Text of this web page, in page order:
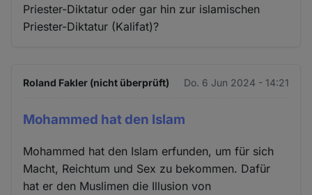
Priester-Diktatur oder gar hin zur islamischen
Priester-Diktatur (Kalifat)?
Roland Fakler (nicht überprüft) Do. 6 Jun 2024 - 14:21
Mohammed hat den Islam
Mohammed hat den Islam erfunden, um für sich
Macht, Reichtum und Sex zu bekommen. Dafür
hat er den Muslimen die Illusion von